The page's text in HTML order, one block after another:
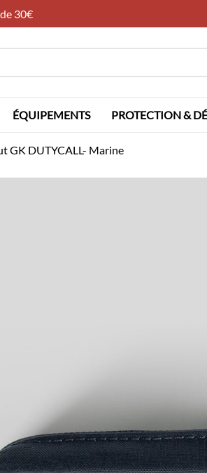
30€
ÉQUIPEMENTS PROTECTION &
GK DUTYCALL- Marine